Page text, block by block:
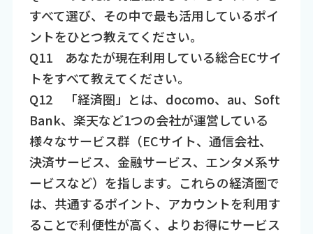
すべて選び、その中で最も活用しているポイ
ントをひとつ教えてください。
Q11 あなたが現在利用している総合ECサイ
トをすべて教えてください。
Q12 「経済圏」とは、docomo、au、Soft
Bank、楽天など1つの会社が運営している
様々なサービス群（ECサイト、通信会社、
決済サービス、金融サービス、エンタメ系サ
ービスなど）を指します。これらの経済圏で
は、共通するポイント、アカウントを利用す
ることで利便性が高く、よりお得にサービス